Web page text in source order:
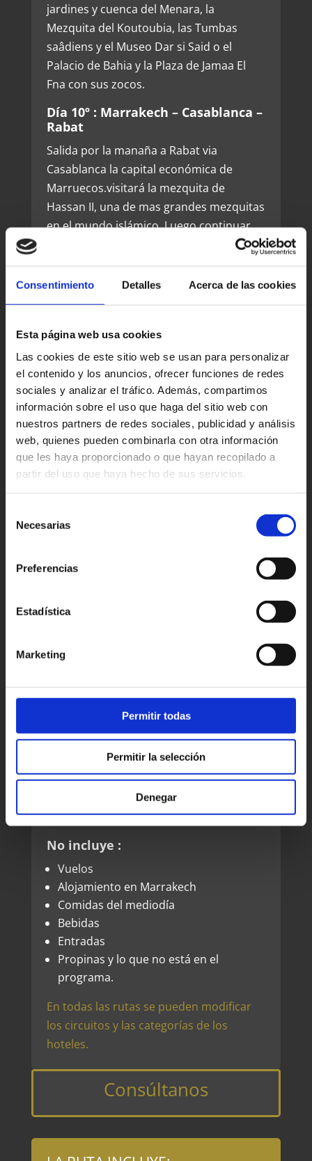
Consentimiento Detalles Acerca de las cookies
Esta página web usa cookies
Las cookies de este sitio web se usan para personalizar
el contenido y los anuncios, ofrecer funciones de redes
sociales y analizar el tráfico. Además, compartimos
información sobre el uso que haga del sitio web con
nuestros partners de redes sociales, publicidad y análisis
web, quienes pueden combinarla con otra información
que les haya proporcionado o que hayan recopilado a
partir del uso que haya hecho de sus servicios.
Necesarias
Preferencias
Estadística
Marketing
Permitir todas
Permitir la selección
Denegar
jardines y cuenca del Menara, la
Mezquita del Koutoubia, las Tumbas
saâdiens y el Museo Dar si Said o el
Palacio de Bahia y la Plaza de Jamaa El
Fna con sus zocos.
Día 10º : Marrakech – Casablanca –
Rabat
Salida por la manaña a Rabat via
Casablanca la capital económica de
Marruecos.visitará la mezquita de
Hassan II, una de mas grandes mezquitas
en el mundo islámico. Luego continuar
por Rabat la capital administrativa de
Marruecos, en este imperial ciudad
visitaréis el torre Hassan, el Palacio Real
la Kasbah del Oudayas que da sobre la
traslado al hotel.
Día 11º : Rabat – Tanger
Vuelta a Tanger y Fin del Viaje !
LA RUTA INCLUYE:
en el grupo.
o donde tú quieras.
(Cena + Habitación + Desayuno).
acondicionado
Guía acompañante durante toda la
ruta que habla español.
Paseo en camellos para llegar al
campamento.
(uno por persona).
1 Noche en haimas en medio de las
dunas con cena y desayuno.
No incluye :
Vuelos
Alojamiento en Marrakech
Comidas del mediodía
Bebidas
Entradas
Propinas y lo que no está en el
programa.
En todas las rutas se pueden modificar
los circuitos y las categorías de los
hoteles.
Consúltanos